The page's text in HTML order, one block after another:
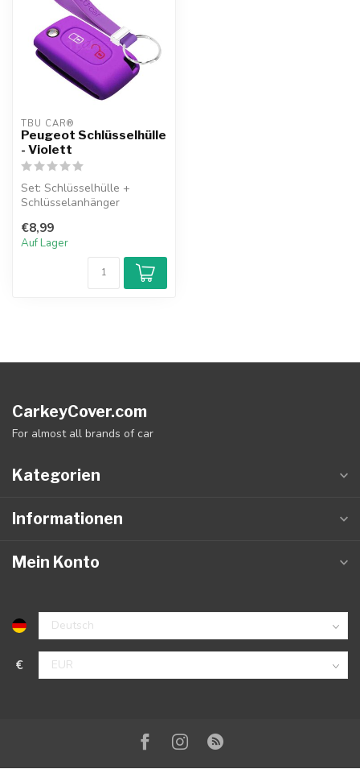
TBU CAR®
Peugeot Schlüsselhülle
- Violett
Set: Schlüsselhülle +
Schlüsselanhänger
€8,99
Auf Lager
CarkeyCover.com
For almost all brands of car
Kategorien
Informationen
Mein Konto
€